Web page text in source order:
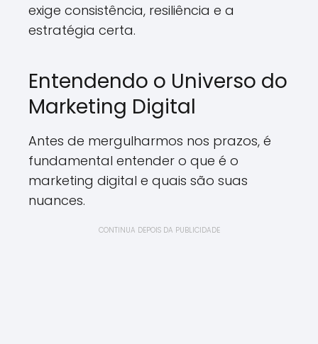
exige consistência, resiliência e a
estratégia certa.
Entendendo o Universo do
Marketing Digital
Antes de mergulharmos nos prazos, é
fundamental entender o que é o
marketing digital e quais são suas
nuances.
CONTINUA DEPOIS DA PUBLICIDADE